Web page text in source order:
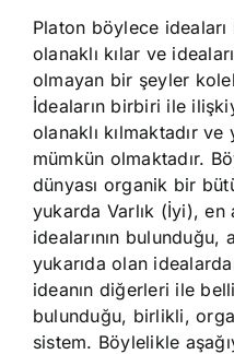
Platon böylece
olanaklı kılar ve
olmayan bir şeyler
İdeaların birbiri ile
olanaklı kılmaktadır
mümkün olmaktadır.
dünyası organik bir
yukarda Varlık (İyi), en
idealarının bulunduğu,
yukarıda olan
ideanın diğerleri ile
bulunduğu, birlikli,
sistem. Böylelikle